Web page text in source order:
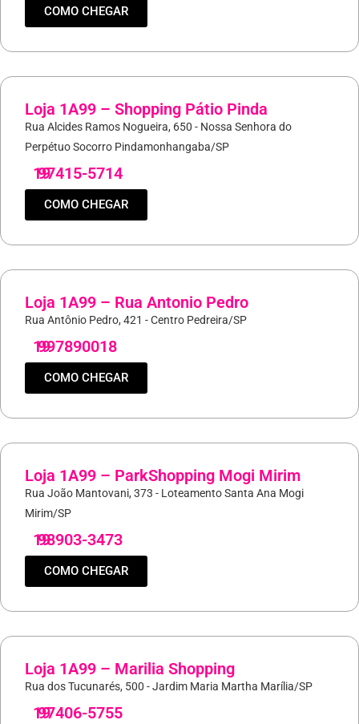
COMO CHEGAR
Loja 1A99 – Shopping Pátio Pinda
Rua Alcides Ramos Nogueira, 650 - Nossa Senhora do
Perpétuo Socorro Pindamonhangaba/SP
19
97415-5714
COMO CHEGAR
Loja 1A99 – Rua Antonio Pedro
Rua Antônio Pedro, 421 - Centro Pedreira/SP
19
997890018
COMO CHEGAR
Loja 1A99 – ParkShopping Mogi Mirim
Rua João Mantovani, 373 - Loteamento Santa Ana Mogi
Mirim/SP
19
98903-3473
COMO CHEGAR
Loja 1A99 – Marilia Shopping
Rua dos Tucunarés, 500 - Jardim Maria Martha Marília/SP
19
97406-5755